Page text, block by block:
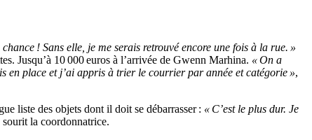
! Sans elle, je me serais retrouvé encore une fois à la rue. »
Jusqu’à 10 000 euros à l’arrivée de Gwenn Marhina. « On a
en place et j’ai appris à trier le courrier par année et catégorie »,
liste des objets dont il doit se débarrasser : « C’est le plus dur. Je
sourit la coordonnatrice.